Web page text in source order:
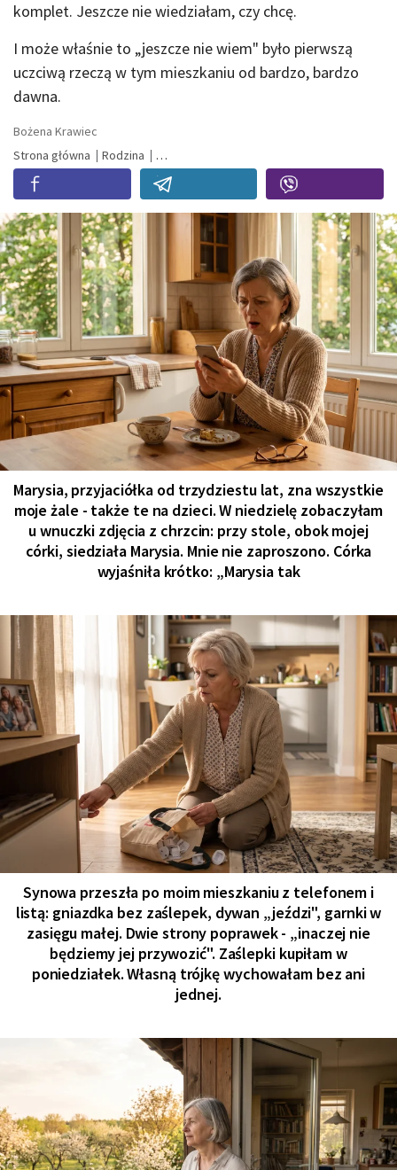
komplet. Jeszcze nie wiedziałam, czy chcę.
I może właśnie to „jeszcze nie wiem" było pierwszą
uczciwą rzeczą w tym mieszkaniu od bardzo, bardzo
dawna.
Bożena Krawiec
Strona główna
Rodzina
Marysia, przyjaciółka od trzydziestu lat, zna wszystkie
moje żale - także te na dzieci. W niedzielę zobaczyłam
u wnuczki zdjęcia z chrzcin: przy stole, obok mojej
córki, siedziała Marysia. Mnie nie zaproszono. Córka
wyjaśniła krótko: „Marysia tak
Synowa przeszła po moim mieszkaniu z telefonem i
listą: gniazdka bez zaślepek, dywan „jeździ", garnki w
zasięgu małej. Dwie strony poprawek - „inaczej nie
będziemy jej przywozić". Zaślepki kupiłam w
poniedziałek. Własną trójkę wychowałam bez ani
jednej.